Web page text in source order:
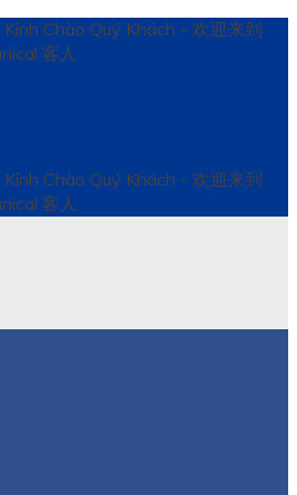
Chào Quý Khách - 欢迎来到
客人
Chào Quý Khách - 欢迎来到
客人